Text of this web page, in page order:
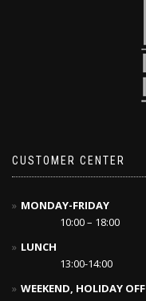
CUSTOMER CENTER
MONDAY-FRIDAY
10:00 – 18:00
LUNCH
13:00-14:00
WEEKEND, HOLIDAY OFF